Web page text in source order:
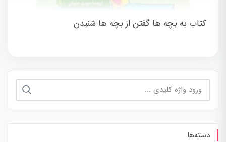
کتاب به بچه ها گفتن از بچه ها شنیدن
جستجو
برای:
دسته‌ها